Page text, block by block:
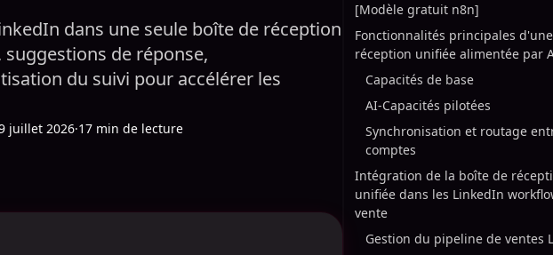
dans une seule boîte de réception
de réponse,
du suivi pour accélérer les
juillet 2026·17 min de lecture
[Modèle gratuit n8n]
Fonctionnalités principales
réception unifiée alimentée par
Capacités de base
AI-Capacités pilotées
Synchronisation et routage
comptes
Intégration de la boîte de
unifiée dans les LinkedIn
vente
Gestion du pipeline de ventes